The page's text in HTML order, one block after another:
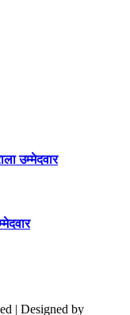
उम्मेदवार
| Designed by